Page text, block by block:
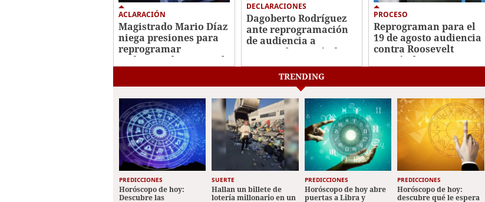
ACLARACIÓN
Magistrado Mario Díaz
niega presiones para
reprogramar
audiencia de Roosevelt
DECLARACIONES
Dagoberto Rodríguez
ante reprogramación
de audiencia a
Roosevelt Hernández:
"Fiscal tampoco fue
notificado"
PROCESO
Reprograman para el
19 de agosto audiencia
contra Roosevelt
Hernández
TRENDING
PREDICCIONES
Horóscopo de hoy:
Descubre las
SUERTE
Hallan un billete de
lotería millonario en un
PREDICCIONES
Horóscopo de hoy abre
puertas a Libra y
PREDICCIONES
Horóscopo de hoy:
descubre qué le espera